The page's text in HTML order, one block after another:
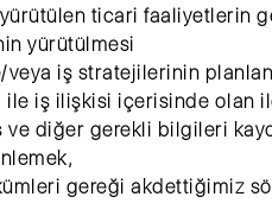
ticari faaliyetlerin
yürütülmesi
veya iş stratejilerinin
ile iş ilişkisi içerisinde
diğer gerekli bilgileri
gereği akdettiğimiz